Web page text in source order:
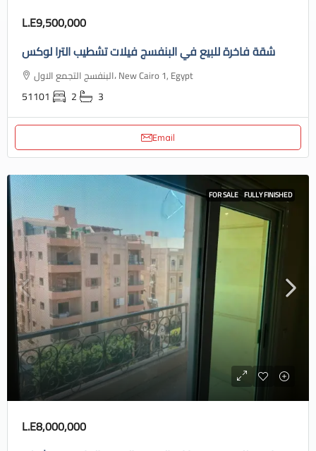
L.E9,500,000
شقة فاخرة للبيع في البنفسج فيلات تشطيب الترا لوكس
البنفسج التجمع الاول، New Cairo 1, Egypt
51101 2 3
Email
FOR SALE FULLY FINISHED
L.E8,000,000